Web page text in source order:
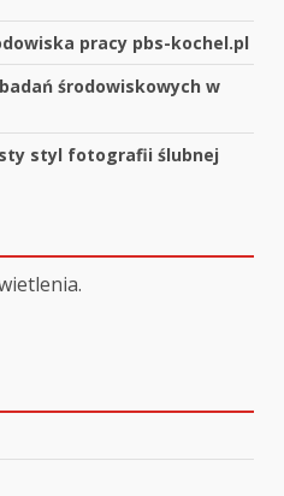
pracy pbs-kochel.pl
środowiskowych w
styl fotografii ślubnej